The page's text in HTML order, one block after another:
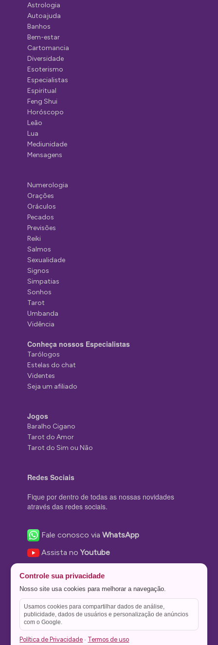
Astrologia
Autoajuda
Banhos
Bem-estar
Cartomancia
Diversidade
Esoterismo
Especialistas
Espiritual
Feng Shui
Horóscopo
Leão
Lua
Mediunidade
Mensagens
Numerologia
Orações
Oráculos
Pecados
Previsões
Reiki
Salmos
Sexualidade
Signos
Simpatias
Sonhos
Tarot
Umbanda
Vidência
Conheça nossos Especialistas
Tarólogos
Estelas do chat
Videntes
Seja um afiliado
Jogos
Baralho Cigano
Tarot do Amor
Tarot do Sim ou Não
Redes Sociais
Fique por dentro de todas as nossas novidades
através das redes sociais.
Fale conosco viaWhatsApp
Assista noYoutube
Nos siga no Instagram
Nos siga noTwitter
Salve no
Controle sua privacidade
Nosso site usa cookies para melhorar a navegação.
Usamos cookies para compartilhar dados de análise,
publicidade, dados de usuários e personalização de anúncios
com o Google.
Política de Privacidade · Termos de uso